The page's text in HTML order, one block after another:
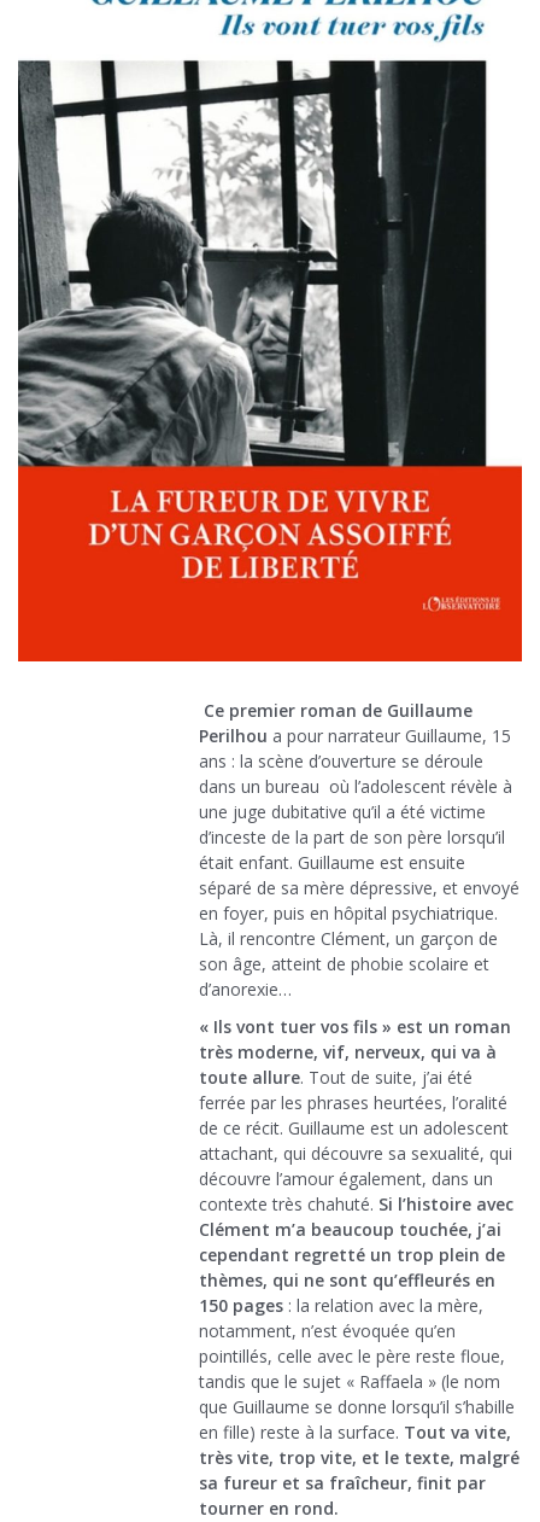
Ce premier roman de Guillaume
Perilhou a pour narrateur Guillaume, 15
ans : la scène d’ouverture se déroule
dans un bureau où l’adolescent révèle à
une juge dubitative qu’il a été victime
d’inceste de la part de son père lorsqu’il
était enfant. Guillaume est ensuite
séparé de sa mère dépressive, et envoyé
en foyer, puis en hôpital psychiatrique.
Là, il rencontre Clément, un garçon de
son âge, atteint de phobie scolaire et
d’anorexie…
« Ils vont tuer vos fils » est un roman
très moderne, vif, nerveux, qui va à
toute allure. Tout de suite, j’ai été
ferrée par les phrases heurtées, l’oralité
de ce récit. Guillaume est un adolescent
attachant, qui découvre sa sexualité, qui
découvre l’amour également, dans un
contexte très chahuté. Si l’histoire avec
Clément m’a beaucoup touchée, j’ai
cependant regretté un trop plein de
thèmes, qui ne sont qu’effleurés en
150 pages : la relation avec la mère,
notamment, n’est évoquée qu’en
pointillés, celle avec le père reste floue,
tandis que le sujet « Raffaela » (le nom
que Guillaume se donne lorsqu’il s’habille
en fille) reste à la surface. Tout va vite,
très vite, trop vite, et le texte, malgré
sa fureur et sa fraîcheur, finit par
tourner en rond.